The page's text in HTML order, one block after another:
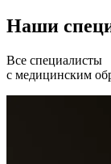
Наши
Все специалисты
с медицинским